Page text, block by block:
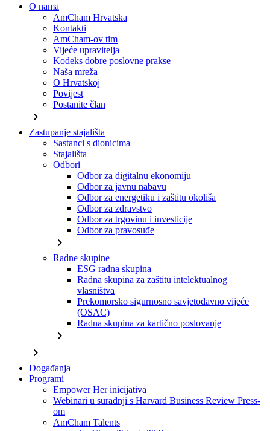
O nama
AmCham Hrvatska
Kontakti
AmCham-ov tim
Vijeće upravitelja
Kodeks dobre poslovne prakse
Naša mreža
O Hrvatskoj
Povijest
Postanite član
chevron_right
Zastupanje stajališta
Sastanci s dionicima
Stajališta
Odbori
Odbor za digitalnu ekonomiju
Odbor za javnu nabavu
Odbor za energetiku i zaštitu okoliša
Odbor za zdravstvo
Odbor za trgovinu i investicije
Odbor za pravosuđe
chevron_right
Radne skupine
ESG radna skupina
Radna skupina za zaštitu intelektualnog
vlasništva
Prekomorsko sigurnosno savjetodavno vijeće
(OSAC)
Radna skupina za kartično poslovanje
chevron_right
chevron_right
Događanja
Programi
Empower Her inicijativa
Webinari u suradnji s Harvard Business Review Press-
om
AmCham Talents